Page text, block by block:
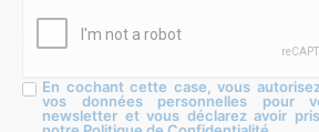
En cochant cette case, vous
vos données personnelles pour
newsletter et vous déclarez avoir